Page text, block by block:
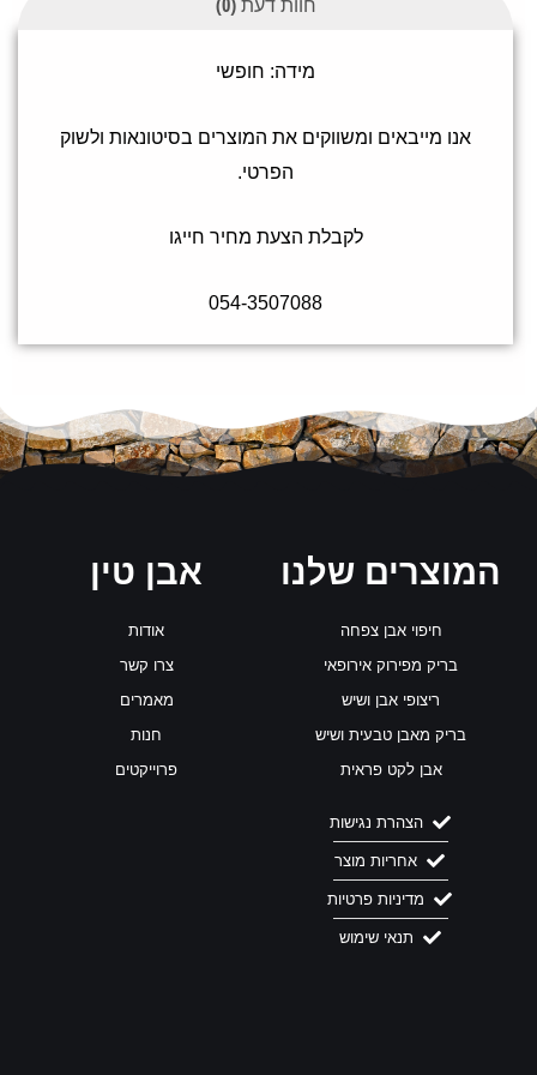
מידה: חופשי
אנו מייבאים ומשווקים את המוצרים בסיטונאות ולשוק
הפרטי.
לקבלת הצעת מחיר חייגו
054-3507088
המוצרים שלנו
חיפוי אבן צפחה
בריק מפירוק אירופאי
ריצופי אבן ושיש
בריק מאבן טבעית ושיש
אבן לקט פראית
אבן טין
אודות
צרו קשר
מאמרים
חנות
פרוייקטים
הצהרת נגישות
אחריות מוצר
מדיניות פרטיות
תנאי שימוש